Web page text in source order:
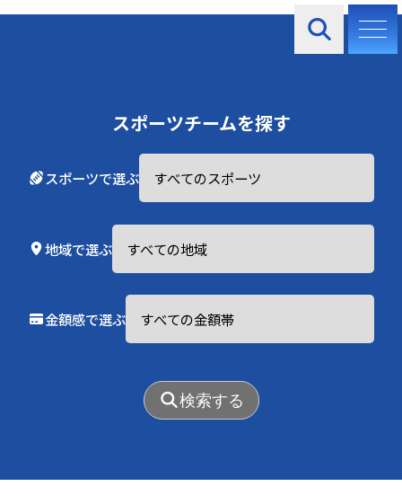
スポーツチームを探す
スポーツで選ぶ
地域で選ぶ
金額感で選ぶ
検索する
お知らせ
2026.02.02